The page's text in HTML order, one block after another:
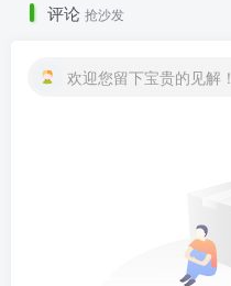
评论 抢沙发
欢迎您留下宝贵的见解！